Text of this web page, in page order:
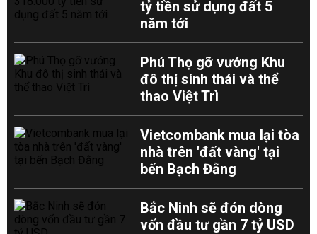
tỷ tiền sử dụng đất 5
năm tới
Phú Thọ gỡ vướng Khu
đô thị sinh thái và thể
thao Việt Trì
Vietcombank mua lại tòa
nhà trên 'đất vàng' tại
bến Bạch Đằng
Bắc Ninh sẽ đón dòng
vốn đầu tư gần 7 tỷ USD